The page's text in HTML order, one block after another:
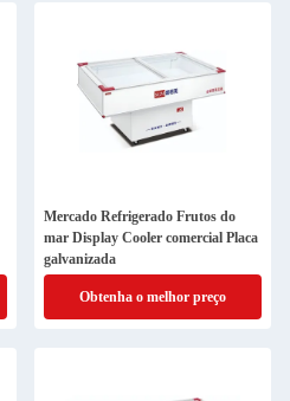
Mercado Refrigerado Frutos do
mar Display Cooler comercial Placa
galvanizada
Obtenha o melhor preço